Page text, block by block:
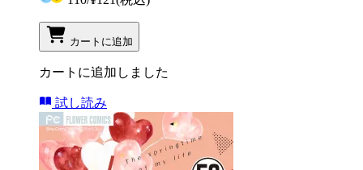
カートに追加
カートに追加しました
試し読み